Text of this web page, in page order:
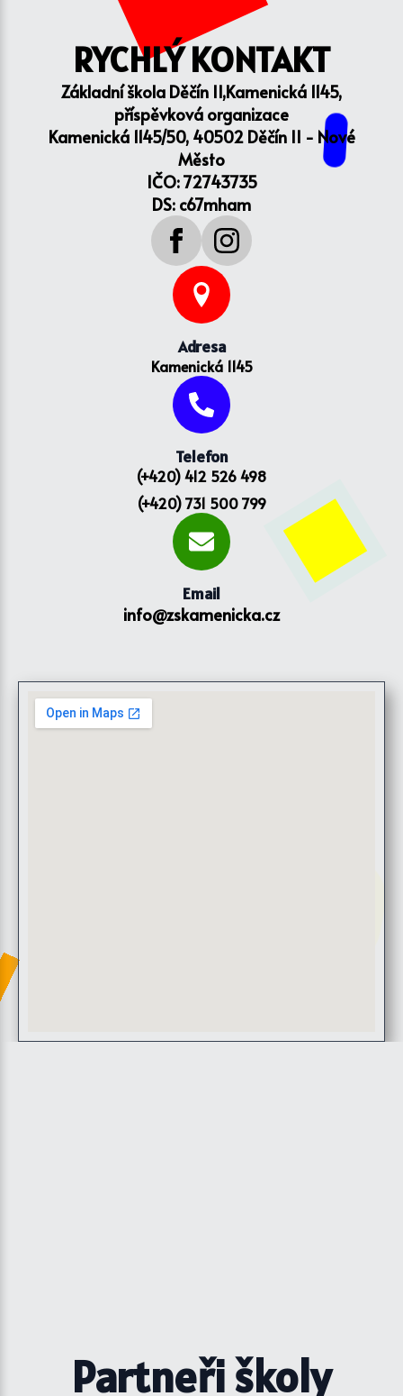
RYCHLÝ KONTAKT
Základní škola Děčín II,Kamenická 1145,
příspěvková organizace
Kamenická 1145/50, 40502 Děčín II - Nové
Město
IČO: 72743735
DS: c67mham
Adresa
Kamenická 1145
Telefon
(+420) 412 526 498
(+420) 731 500 799
Email
info@zskamenicka.cz
Partneři školy